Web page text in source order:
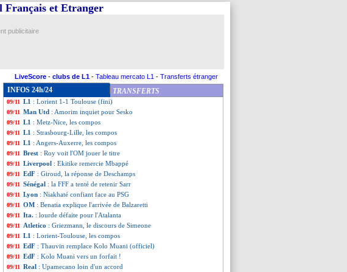
Français et Etranger
publicitaire
LiveScore - clubs de L1 - Tableau mercato L1 - Transferts étranger
INFOS 24h/24 TRANSFERTS
09/11 PHOTO: Guardiola, l'hommage de l'Etihad
09/11 Esp.: le Real à l'arrêt...
09/11 Ang.: Newcastle renversé à Brentford
09/11 Ita.: Naples tombe à Bologne !
09/11 L1 : Lorient 1-1 Toulouse (fini)
09/11 Man Utd : Amorim inquiet pour Sesko
09/11 L1 : Metz-Nice, les compos
09/11 L1 : Strasbourg-Lille, les compos
09/11 L1 : Angers-Auxerre, les compos
09/11 Brest : Roy voit l'OM jouer le titre
09/11 Liverpool : Ekitike remercie Mbappé
09/11 EdF : Giroud, la réponse de Deschamps
09/11 Sénégal : la FFF a tenté de retenir Sarr
09/11 Lyon : Niakhaté confiant face au PSG
09/11 OM : Benatia explique l'arrivée de Balzaretti
09/11 Ita. : lourde défaite pour l'Atalanta
09/11 Atletico : Griezmann, le discours de Simeone
09/11 L1 : Lorient-Toulouse, les compos
09/11 EdF : Thauvin remplace Kolo Muani (officiel)
09/11 EdF : Kolo Muani vers un forfait !
09/11 Real : Upamecano loin d'un accord